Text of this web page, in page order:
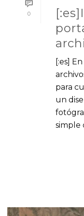
0
[:es]
para
un
simple